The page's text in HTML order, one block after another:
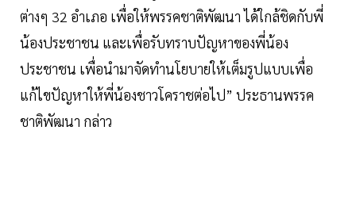
ต่างๆ 32 อำเภอ เพื่อให้พรรคชาติพัฒนา ได้ใกล้ชิดกับพี่
น้องประชาชน และเพื่อรับทราบปัญหาของพี่น้อง
ประชาชน เพื่อนำมาจัดทำนโยบายให้เต็มรูปแบบเพื่อ
แก้ไขปัญหาให้พี่น้องชาวโคราชต่อไป” ประธานพรรค
ชาติพัฒนา กล่าว